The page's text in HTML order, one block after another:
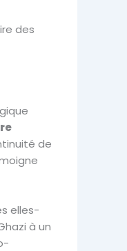
des
de
elles-
à un